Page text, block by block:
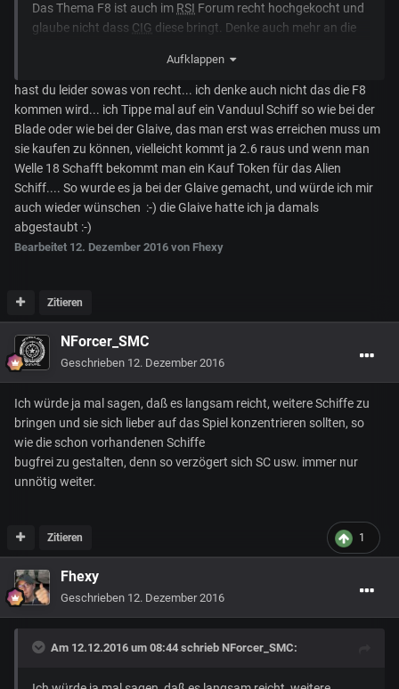
Das Thema F8 ist auch im RSI Forum recht hochgekocht und
glaube nicht dass CIG diese bringt. Denke auch mehr an die
Im letzten Sale sind sehr viele $ dazu gekommen, sollte
eigentlich für die nächste Zeit reichen.
Selber habe ich mit den Schiffen abgeschlossen und alles im
Hangar für einen guten Start. Irgendwas muss ich mir für das
Spiel später ja auch noch als Ziel übrig lassen
Schiffe tauschen ok, aber zusätzlich erwerben... nö 10
reichen nun wirklich... ja im ernst WIRKLICH, WIRKLICH
Aufklappen
hast du leider sowas von recht... ich denke auch nicht das die F8
kommen wird... ich Tippe mal auf ein Vanduul Schiff so wie bei der
Blade oder wie bei der Glaive, das man erst was erreichen muss um
sie kaufen zu können, vielleicht kommt ja 2.6 raus und wenn man
Welle 18 Schafft bekommt man ein Kauf Token für das Alien
Schiff.... So wurde es ja bei der Glaive gemacht, und würde ich mir
auch wieder wünschen :-) die Glaive hatte ich ja damals
abgestaubt :-)
Bearbeitet 12. Dezember 2016 von Fhexy
Zitieren
NForcer_SMC
Geschrieben 12. Dezember 2016
Ich würde ja mal sagen, daß es langsam reicht, weitere Schiffe zu
bringen und sie sich lieber auf das Spiel konzentrieren sollten, so
wie die schon vorhandenen Schiffe
bugfrei zu gestalten, denn so verzögert sich SC usw. immer nur
unnötig weiter.
1
Zitieren
Fhexy
Geschrieben 12. Dezember 2016
Am 12.12.2016 um 08:44 schrieb NForcer_SMC: